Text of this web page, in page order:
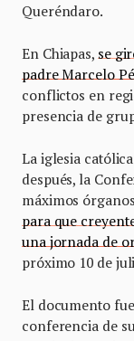
Queréndaro.
En Chiapas, se
padre Marcelo
conflictos en
presencia de
La iglesia
después, la
máximos
para que
una jornada de
próximo 10 de
El documento
conferencia de